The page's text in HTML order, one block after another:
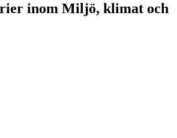
inom Miljö, klimat och